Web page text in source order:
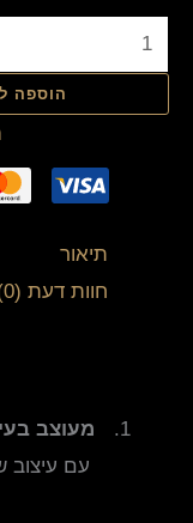
הוספה
תיאור
חוות דעת (0)
מעוצב
עם עיצוב